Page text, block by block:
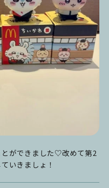
ができました♡改めて第2
いきましょ！